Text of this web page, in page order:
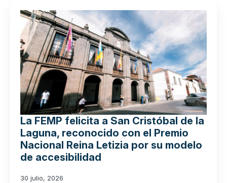
La FEMP felicita a San Cristóbal de la
Laguna, reconocido con el Premio
Nacional Reina Letizia por su modelo
de accesibilidad
30 julio, 2026